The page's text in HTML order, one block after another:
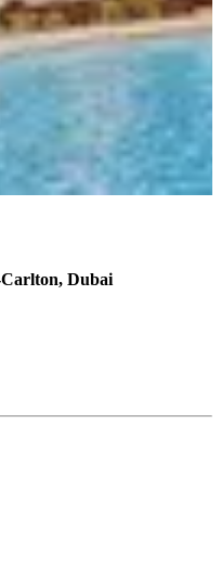
Carlton, Dubai